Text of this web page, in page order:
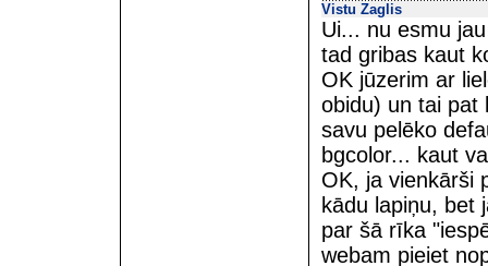
Vistu Zaglis
Ui... nu esmu
tad gribas kaut
OK jūzerim ar
obidu) un tai pat
savu pelēko
bgcolor... kaut
OK, ja vienkārši
kādu lapiņu, bet
par šā rīka
webam pieiet